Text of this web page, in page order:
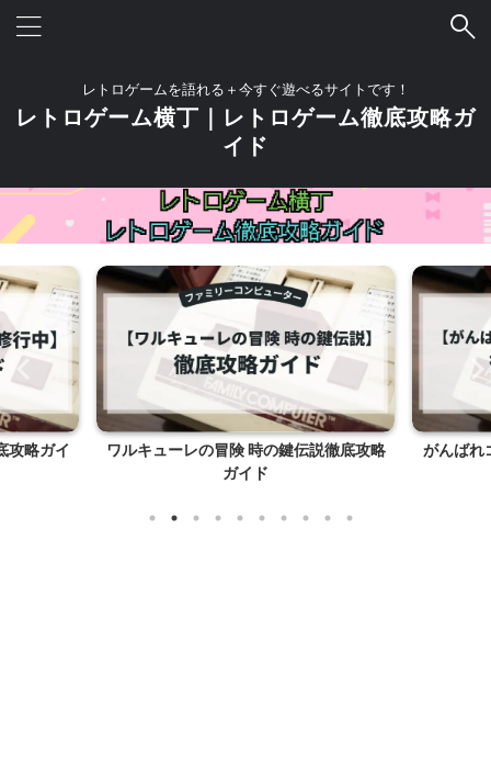
レトロゲームを語れる＋今すぐ遊べるサイトです！
レトロゲーム横丁｜レトロゲーム徹底攻略ガ
イド
徹底攻略
がんばれゴエモン！からくり道中徹底攻
略ガイド
ソ